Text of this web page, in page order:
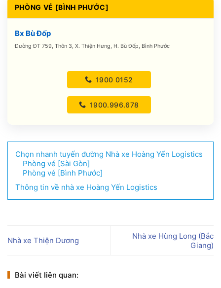
PHÒNG VÉ [BÌNH PHƯỚC]
Bx Bù Đốp
Đường ĐT 759, Thôn 3, X. Thiện Hưng, H. Bù Đốp, Bình Phước
1900 0152
1900.996.678
Chọn nhanh tuyến đường Nhà xe Hoàng Yến Logistics
Phòng vé [Sài Gòn]
Phòng vé [Bình Phước]
Thông tin về nhà xe Hoàng Yến Logistics
Nhà xe Thiện Dương
Nhà xe Hùng Long (Bắc
Giang)
Bài viết liên quan: